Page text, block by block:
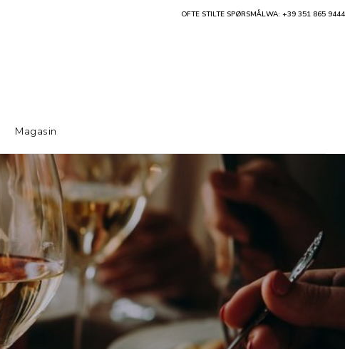
OFTE STILTE SPØRSMÅLWA: +39 351 865 9444
Magasin